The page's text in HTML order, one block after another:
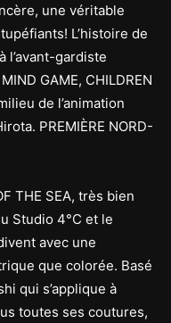
une véritable
L’histoire de
l’avant-gardiste
GAME, CHILDREN
de l’animation
PREMIÈRE NORD-
THE SEA, très bien
Studio 4°C et le
avec une
que colorée. Basé
qui s’applique à
toutes ses coutures,